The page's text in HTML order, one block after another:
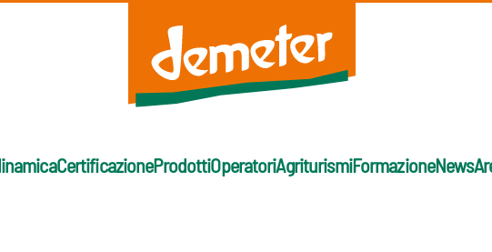
CertificazioneProdottiOperatoriAgriturismiFormazioneNews